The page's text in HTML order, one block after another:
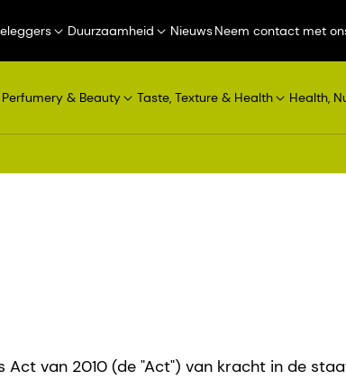
Duurzaamheid NieuwsNeem contact met
Perfumery & Beauty Taste, Texture & Health Health,
Act van 2010 (de "Act") van kracht in de